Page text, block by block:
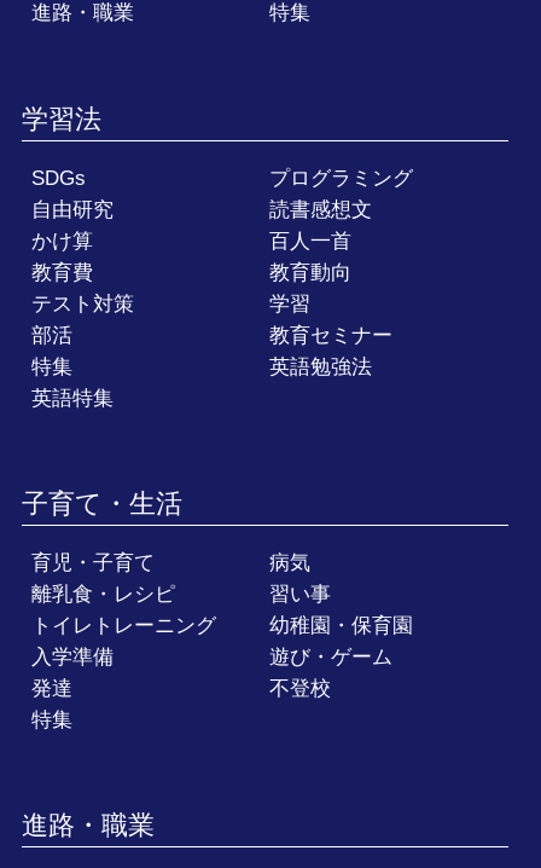
進路・職業
特集
学習法
SDGs
プログラミング
自由研究
読書感想文
かけ算
百人一首
教育費
教育動向
テスト対策
学習
部活
教育セミナー
特集
英語勉強法
英語特集
子育て・生活
育児・子育て
病気
離乳食・レシピ
習い事
トイレトレーニング
幼稚園・保育園
入学準備
遊び・ゲーム
発達
不登校
特集
進路・職業